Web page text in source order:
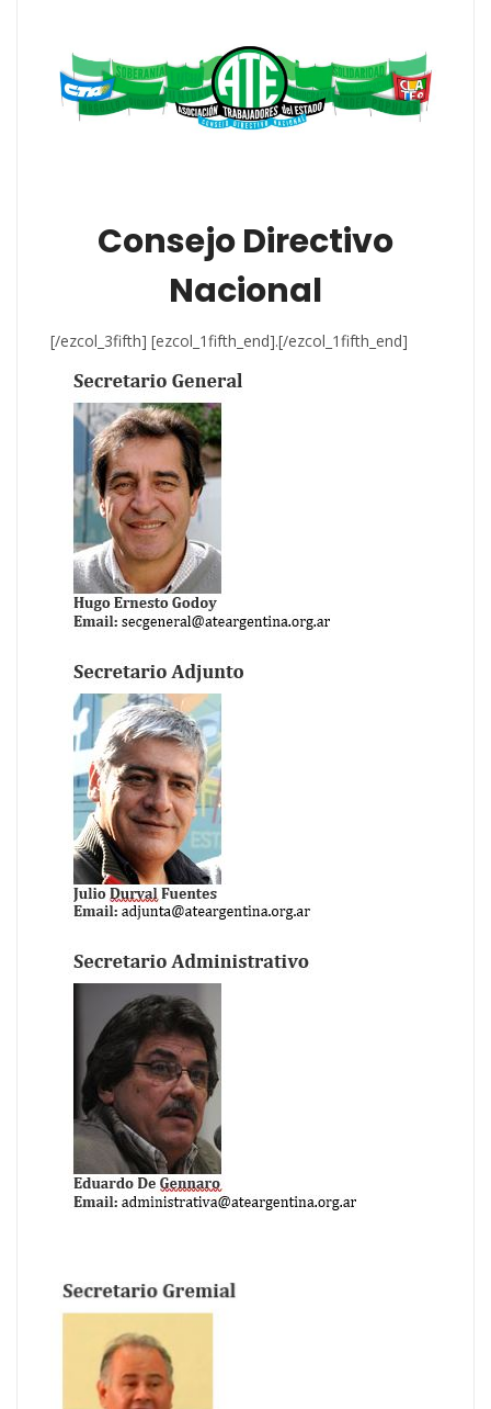
Consejo Directivo
Nacional
[/ezcol_3fifth] [ezcol_1fifth_end].[/ezcol_1fifth_end]